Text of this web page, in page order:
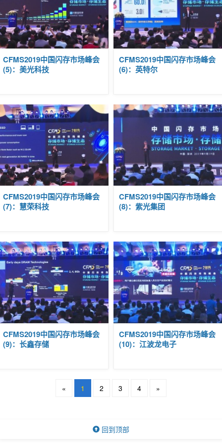
CFMS2019中国闪存市场峰会
(5)：美光科技
视频
回顾
2019-
09-25
CFMS2019中国闪存市场峰会
(6)：英特尔
CFMS2019中国闪存市场峰会
(7)：慧荣科技
视频
回顾
|
2019-
09-25
CFMS2019中国闪存市场峰会
(8)：紫光集团
CFMS2019中国闪存市场峰会
(9)：长鑫存储
视频
回顾
|
2019-
09-25
CFMS2019中国闪存市场峰会
(10)：江波龙电子
« 1 2 3 4 »
回到顶部